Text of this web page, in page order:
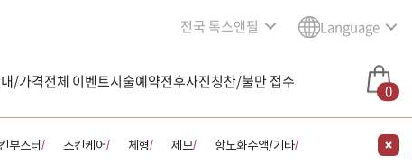
전국 톡스앤필 Language
/가격전체 이벤트시술예약전후사진칭찬/불만 접수 0
부스터/ 스킨케어/ 체형/ 제모/ 항노화수액/기타/